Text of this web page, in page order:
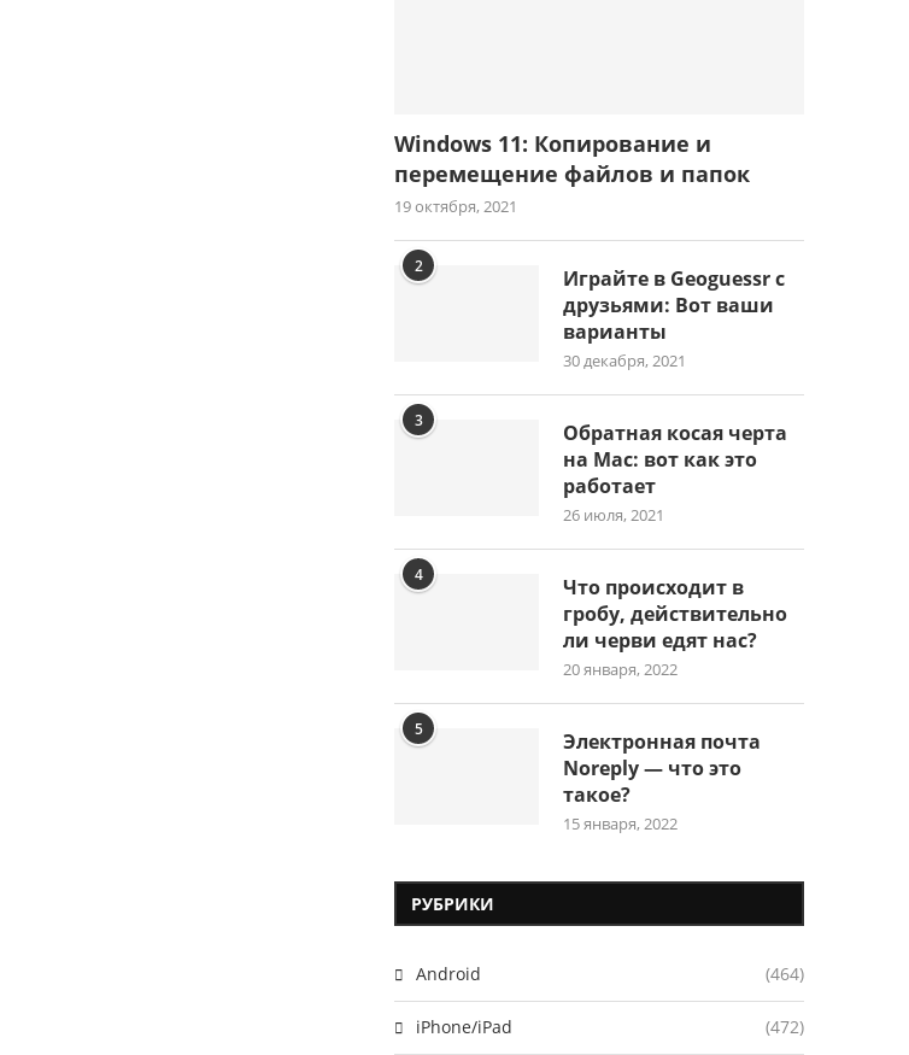
Windows 11: Копирование и
перемещение файлов и папок
19 октября, 2021
2
Играйте в Geoguessr с
друзьями: Вот ваши
варианты
30 декабря, 2021
3
Обратная косая черта
на Mac: вот как это
работает
26 июля, 2021
4
Что происходит в
гробу, действительно
ли черви едят нас?
20 января, 2022
5
Электронная почта
Noreply — что это
такое?
15 января, 2022
РУБРИКИ
Android (464)
iPhone/iPad (472)